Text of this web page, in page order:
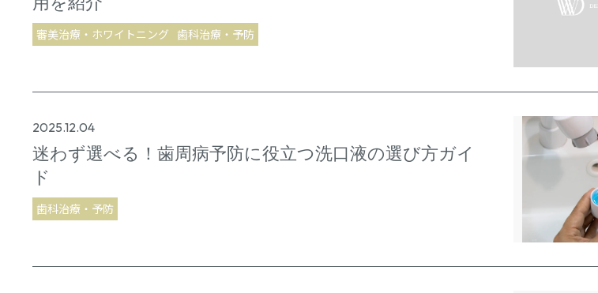
審美治療・ホワイトニング 歯科治療・予防
2025.12.04
迷わず選べる！歯周病予防に役立つ洗口液の選び方ガイ
ド
歯科治療・予防